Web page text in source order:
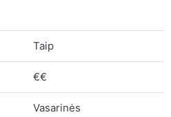
Taip
€€
Vasarinės